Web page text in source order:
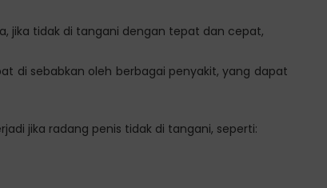
jika tidak di tangani dengan tepat dan cepat,
di sebabkan oleh berbagai penyakit, yang dapat
jika radang penis tidak di tangani, seperti: